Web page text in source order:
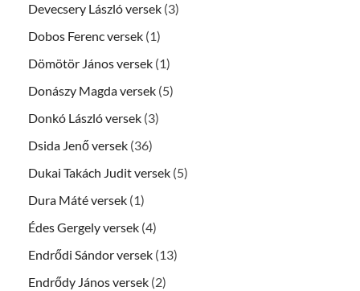
Devecsery László versek (3)
Dobos Ferenc versek (1)
Dömötör János versek (1)
Donászy Magda versek (5)
Donkó László versek (3)
Dsida Jenő versek (36)
Dukai Takách Judit versek (5)
Dura Máté versek (1)
Édes Gergely versek (4)
Endrődi Sándor versek (13)
Endrődy János versek (2)